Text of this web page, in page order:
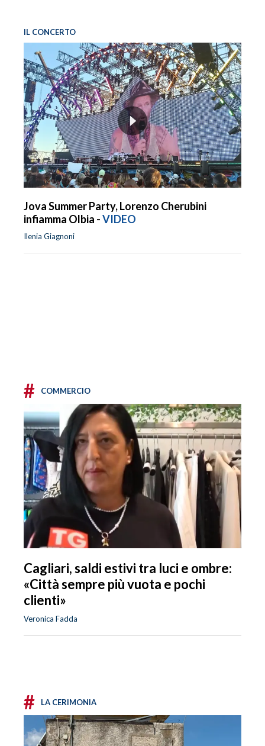
IL CONCERTO
Jova Summer Party, Lorenzo Cherubini
infiamma Olbia -VIDEO
Ilenia Giagnoni
# COMMERCIO
Cagliari, saldi estivi tra luci e ombre:
«Città sempre più vuota e pochi
clienti»
Veronica Fadda
# LA CERIMONIA